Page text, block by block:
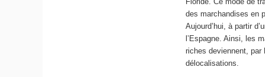
des marchandises en
Aujourd’hui, à partir
l’Espagne. Ainsi, les
riches deviennent,
délocalisations.